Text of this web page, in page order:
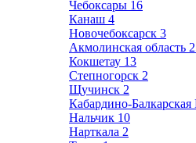
Чебоксары 16
Канаш 4
Новочебоксарск 3
Акмолинская область
Кокшетау 13
Степногорск 2
Щучинск 2
Кабардино-Балкарская
Нальчик 10
Нарткала 2